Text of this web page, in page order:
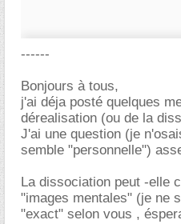
------
Bonjours à tous,
j'ai déja posté quelques
dérealisation (ou de la
J'ai une question (je
semble "personnelle")
La dissociation peut -elle
"images mentales" (je ne
"exact" selon vous ,